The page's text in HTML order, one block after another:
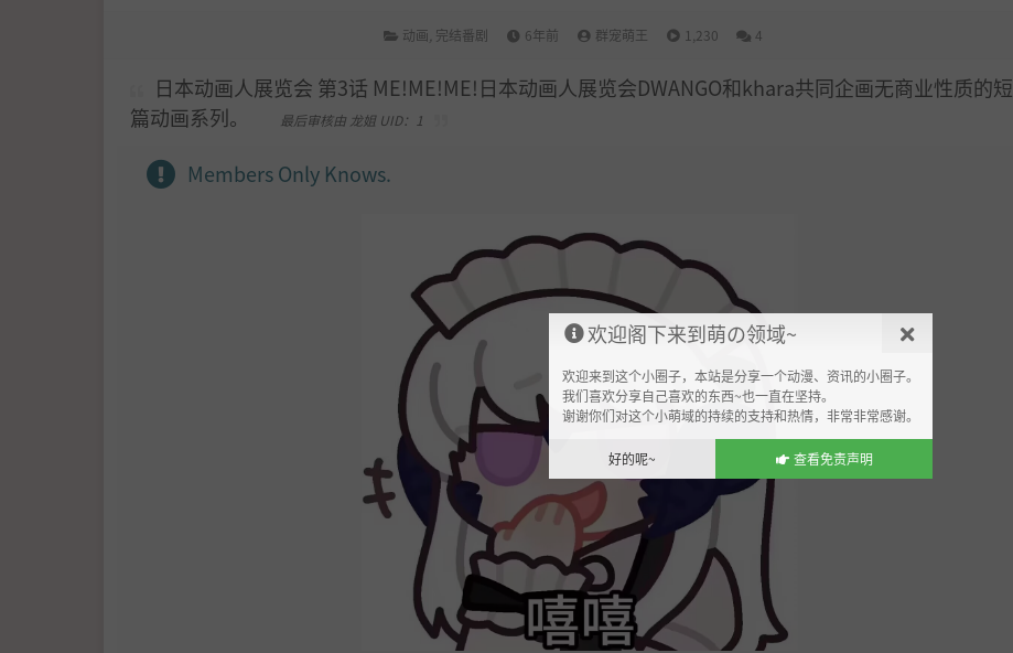
动画 完结番剧 6年前 群宠萌王 1,230 4
日本动画人展览会 第3话 ME!ME!ME!日本动画人展览会DWANGO和khara共同企画无商业性质的短
篇动画系列。
最后审核由 龙姐 UID：1
Members Only Knows.
欢迎阁下来到萌の领域~
欢迎来到这个小圈子，本站是分享一个动漫、资讯的小圈子。
我们喜欢分享自己喜欢的东西~也一直在坚持。
谢谢你们对这个小萌域的持续的支持和热情，非常非常感谢。
好的呢~ 查看免责声明